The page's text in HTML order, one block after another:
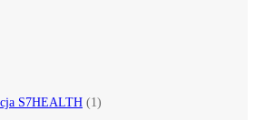
S7HEALTH (1)